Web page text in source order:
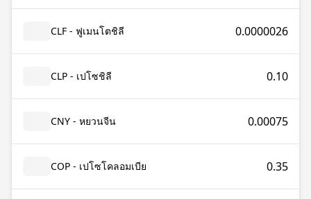
CLF - ฟูเมนโตชิลี 0.0000026
CLP - เปโซชิลี 0.10
CNY - หยวนจีน 0.00075
COP - เปโซโคลอมเบีย 0.35